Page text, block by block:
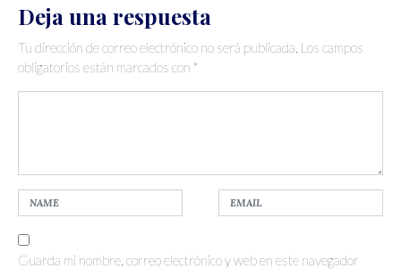
Deja una respuesta
Tu dirección de correo electrónico no será publicada. Los campos
obligatorios están marcados con *
Guarda mi nombre, correo electrónico y web en este navegador